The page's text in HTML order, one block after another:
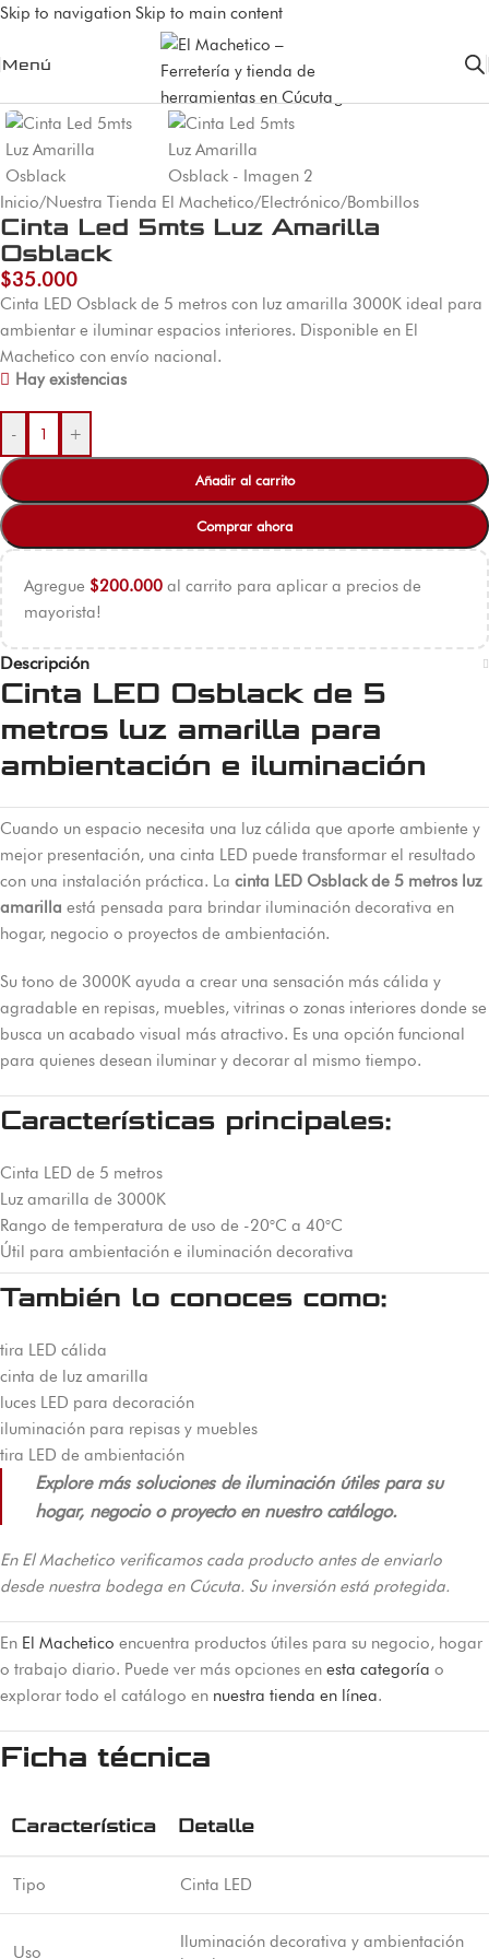
Skip to navigation Skip to main content
Menú
Inicio/Nuestra Tienda El Machetico/Electrónico/Bombillos
Cinta Led 5mts Luz Amarilla
Osblack
$35.000
Cinta LED Osblack de 5 metros con luz amarilla 3000K ideal para
ambientar e iluminar espacios interiores. Disponible en El
Machetico con envío nacional.
Hay existencias
- +
Añadir al carrito
Comprar ahora
Agregue $200.000 al carrito para aplicar a precios de
mayorista!
Descripción
Cinta LED Osblack de 5
metros luz amarilla para
ambientación e iluminación
Cuando un espacio necesita una luz cálida que aporte ambiente y
mejor presentación, una cinta LED puede transformar el resultado
con una instalación práctica. La cinta LED Osblack de 5 metros luz
amarilla está pensada para brindar iluminación decorativa en
hogar, negocio o proyectos de ambientación.
Su tono de 3000K ayuda a crear una sensación más cálida y
agradable en repisas, muebles, vitrinas o zonas interiores donde se
busca un acabado visual más atractivo. Es una opción funcional
para quienes desean iluminar y decorar al mismo tiempo.
Características principales:
Cinta LED de 5 metros
Luz amarilla de 3000K
Rango de temperatura de uso de -20°C a 40°C
Útil para ambientación e iluminación decorativa
También lo conoces como:
tira LED cálida
cinta de luz amarilla
luces LED para decoración
iluminación para repisas y muebles
tira LED de ambientación
Explore más soluciones de iluminación útiles para su
hogar, negocio o proyecto en nuestro catálogo.
En El Machetico verificamos cada producto antes de enviarlo
desde nuestra bodega en Cúcuta. Su inversión está protegida.
En El Machetico encuentra productos útiles para su negocio, hogar
o trabajo diario. Puede ver más opciones en esta categoría o
explorar todo el catálogo en nuestra tienda en línea.
Ficha técnica
Característica Detalle
Tipo Cinta LED
Uso
Iluminación decorativa y ambientación